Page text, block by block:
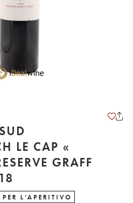
LE CAP «
GRAFF
L’APERITIVO